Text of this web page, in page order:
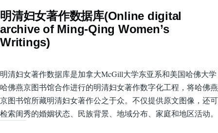
明清妇女著作数据库(Online digital
archive of Ming-Qing Women’s
Writings)
明清妇女著作数据库是加拿大McGill大学东亚系和美国哈佛大学
哈佛燕京图书馆合作进行的明清妇女著作数字化工程，将哈佛燕
京图书馆所藏明清妇女著作公之于众。不仅提供原文图像，还可
检索闺秀的婚姻状态、民族背景、地域分布、家庭和地区活动。